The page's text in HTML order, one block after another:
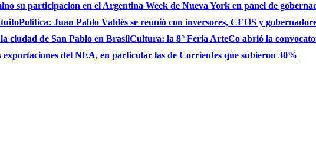
su participacion en el Argentina Week de Nueva York en panel de
Política: Juan Pablo Valdés se reunió con inversores, CEOS y
ciudad de San Pablo en BrasilCultura: la 8° Feria ArteCo abrió la
exportaciones del NEA, en particular las de Corrientes que subieron 30%